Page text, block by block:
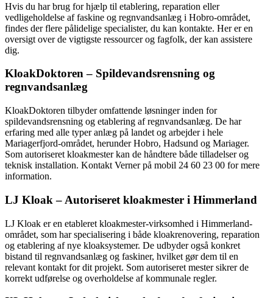
Hvis du har brug for hjælp til etablering, reparation eller
vedligeholdelse af faskine og regnvandsanlæg i Hobro-området,
findes der flere pålidelige specialister, du kan kontakte. Her er en
oversigt over de vigtigste ressourcer og fagfolk, der kan assistere
dig.
KloakDoktoren – Spildevandsrensning og
regnvandsanlæg
KloakDoktoren tilbyder omfattende løsninger inden for
spildevandsrensning og etablering af regnvandsanlæg. De har
erfaring med alle typer anlæg på landet og arbejder i hele
Mariagerfjord-området, herunder Hobro, Hadsund og Mariager.
Som autoriseret kloakmester kan de håndtere både tilladelser og
teknisk installation. Kontakt Verner på mobil 24 60 23 00 for mere
information.
LJ Kloak – Autoriseret kloakmester i Himmerland
LJ Kloak er en etableret kloakmester-virksomhed i Himmerland-
området, som har specialisering i både kloakrenovering, reparation
og etablering af nye kloaksystemer. De udbyder også konkret
bistand til regnvandsanlæg og faskiner, hvilket gør dem til en
relevant kontakt for dit projekt. Som autoriseret mester sikrer de
korrekt udførelse og overholdelse af kommunale regler.